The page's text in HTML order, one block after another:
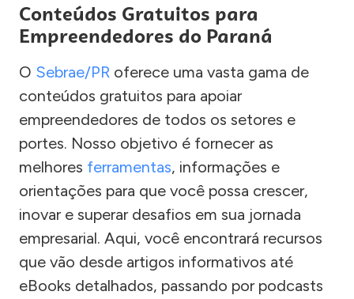
Conteúdos Gratuitos para
Empreendedores do Paraná
O Sebrae/PR oferece uma vasta gama de
conteúdos gratuitos para apoiar
empreendedores de todos os setores e
portes. Nosso objetivo é fornecer as
melhores ferramentas, informações e
orientações para que você possa crescer,
inovar e superar desafios em sua jornada
empresarial. Aqui, você encontrará recursos
que vão desde artigos informativos até
eBooks detalhados, passando por podcasts